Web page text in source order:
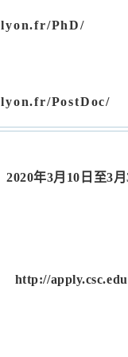
PhD/
PostDoc/
2020年3月10日至3月
http://